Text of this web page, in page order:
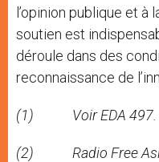
l’opinion publique et
soutien est
déroule dans des
reconnaissance de
(1) Voir EDA 497.
(2) Radio Free Asia,